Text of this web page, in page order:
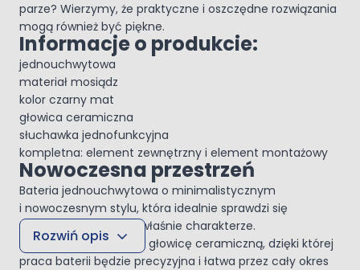
parze? Wierzymy, że praktyczne i oszczędne rozwiązania
mogą również być piękne.
Informacje o produkcie:
jednouchwytowa
materiał mosiądz
kolor czarny mat
głowica ceramiczna
słuchawka jednofunkcyjna
kompletna: element zewnętrzny i element montażowy
Nowoczesna przestrzeń
Bateria jednouchwytowa o minimalistycznym
i nowoczesnym stylu, która idealnie sprawdzi się
w łazienkach o takim właśnie charakterze.
Została wyposażona w głowicę ceramiczną, dzięki której
praca baterii będzie precyzyjna i łatwa przez cały okres
Rozwiń opis